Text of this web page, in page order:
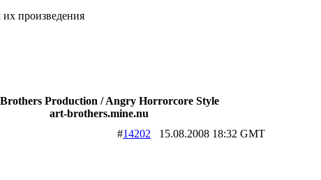
произведения
Production / Angry Horrorcore Style
art-brothers.mine.nu
#14202 15.08.2008 18:32 GMT